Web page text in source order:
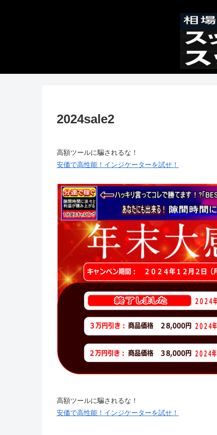
2024sale2
高額ツールに騙されるな！
安価で高性能！インジケーターを試せ！
高額ツールに騙されるな！
安価で高性能！インジケーターを試せ！